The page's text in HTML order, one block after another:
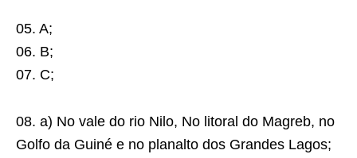
05. A;
06. B;
07. C;
08. a) No vale do rio Nilo, No litoral do Magreb, no
Golfo da Guiné e no planalto dos Grandes Lagos;